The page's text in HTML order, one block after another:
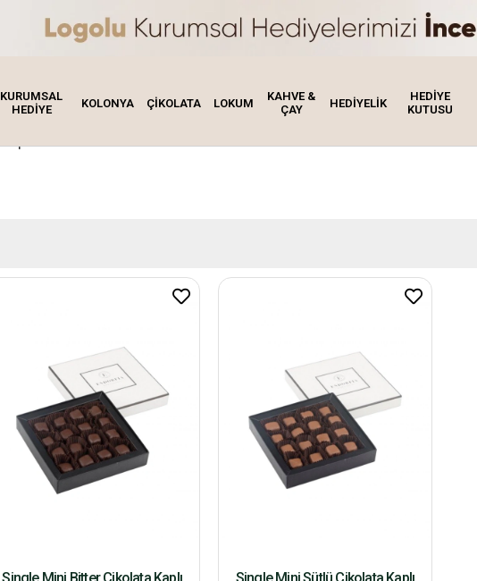
KURUMSAL
HEDİYE
KOLONYA ÇİKOLATA LOKUM
KAHVE &
ÇAY
HEDİYELİK
HEDİYE
KUTUSU